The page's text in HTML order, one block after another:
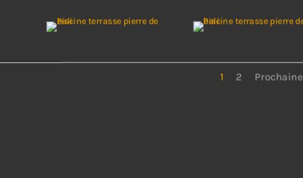
1 2 Prochaine